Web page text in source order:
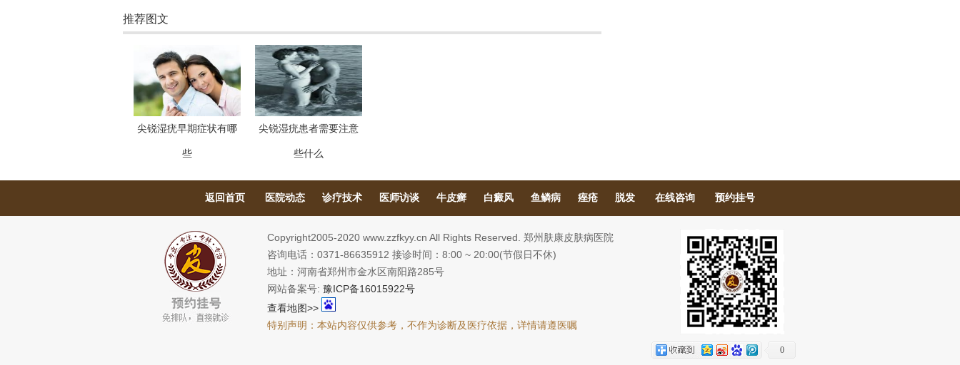
推荐图文
尖锐湿疣早期症状有哪
些
尖锐湿疣患者需要注意
些什么
返回首页 医院动态 诊疗技术 医师访谈 牛皮癣 白癜风 鱼鳞病 痤疮 脱发 在线咨询 预约挂号
Copyright2005-2020 www.zzfkyy.cn All Rights Reserved. 郑州肤康皮肤病医院
咨询电话：0371-86635912 接诊时间：8:00 ~ 20:00(节假日不休)
地址：河南省郑州市金水区南阳路285号
网站备案号: 豫ICP备16015922号
查看地图>>
特别声明：本站内容仅供参考，不作为诊断及医疗依据，详情请遵医嘱
0